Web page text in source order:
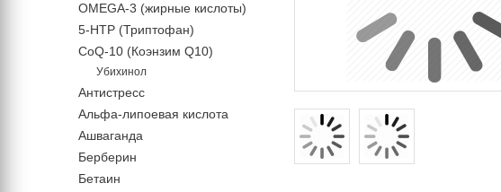
OMEGA-3 (жирные кислоты)
5-HTP (Триптофан)
CoQ-10 (Коэнзим Q10)
Убихинол
Антистресс
Альфа-липоевая кислота
Ашваганда
Берберин
Бетаин